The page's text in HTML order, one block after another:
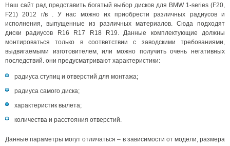
Наш сайт рад представить богатый выбор дисков для BMW 1-series (F20,
F21) 2012 г/в . У нас можно их приобрести различных радиусов и
исполнения, выпущенные из различных материалов. Сюда подходят
диски радиусов R16 R17 R18 R19. Данные комплектующие должны
монтироваться только в соответствии с заводскими требованиями,
выдвигаемыми изготовителем, или можно получить очень негативных
последствий. они предусматривают характеристики:
радиуса ступиц и отверстий для монтажа;
радиуса самого диска;
характеристик вылета;
количества и расстояния отверстий.
Данные параметры могут отличаться – в зависимости от модели, размера